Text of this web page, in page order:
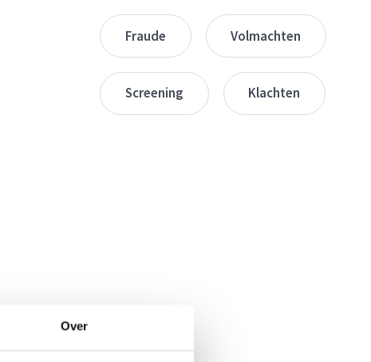
Over
Fraude Volmachten
Screening Klachten